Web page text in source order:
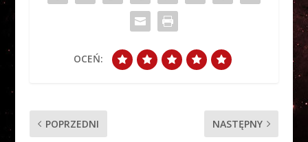
OCEŃ:
POPRZEDNI NASTĘPNY